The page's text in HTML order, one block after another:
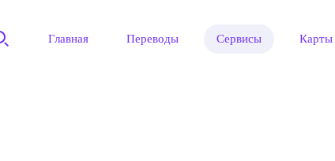
Главная Переводы Сервисы Карты